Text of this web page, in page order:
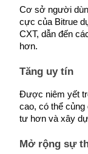
Launchpool
Đặt cọc linh
Cơ sở người
cực của Bitrue
CXT, dẫn đến
hơn.
Tăng uy tín
Được niêm yết
cao, có thể củng
tư hơn và xây
Mở rộng sự